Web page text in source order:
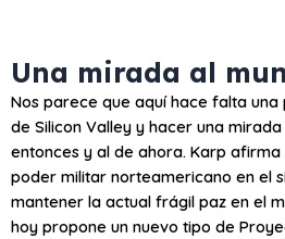
Una mirada al
Nos parece que aquí hace falta
de Silicon Valley y hacer una
entonces y al de ahora. Karp
poder militar norteamericano en el
mantener la actual frágil paz en el
hoy propone un nuevo tipo de